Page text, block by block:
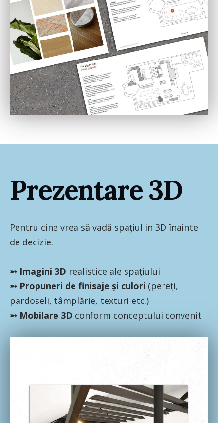
Prezentare 3D
Pentru cine vrea să vadă spațiul in 3D înainte
de decizie.
➵ Imagini 3D realistice ale spațiului
➵ Propuneri de finisaje și culori (pereți,
pardoseli, tâmplărie, texturi etc.)
➵ Mobilare 3D conform conceptului convenit